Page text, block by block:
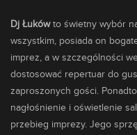
Dj Łukówto świetny wybór
wszystkim, posiada on
imprez, a w szczególności
dostosować repertuar do
zaproszonych gości.
nagłośnienie i oświetlenie
przebieg imprezy. Jego